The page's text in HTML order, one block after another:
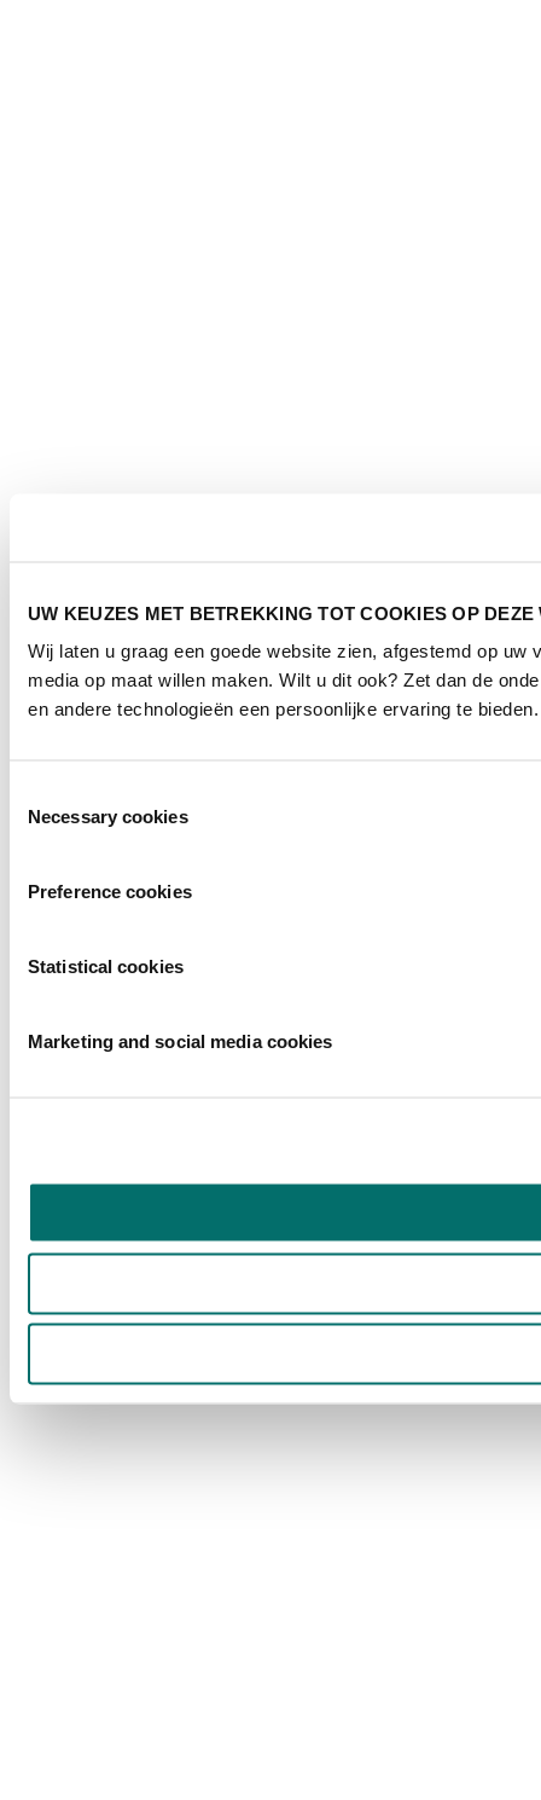
UW KEUZES MET BETREKKING TOT COOKIES OP DEZE
Wij laten u graag een goede website zien, afgestemd op
media op maat willen maken. Wilt u dit ook? Zet dan de
en andere technologieën een persoonlijke ervaring te bieden.
Necessary cookies
Preference cookies
Statistical cookies
Marketing and social media cookies